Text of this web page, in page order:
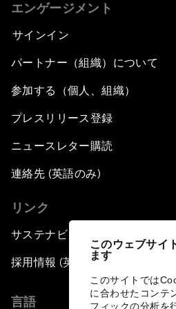
このウェブサイ
ます
このサイトでは
に合わせたコンテ
フィックの分析を
エンゲージメント
サインイン
パートナー（組織）について
参加する（個人、組織）
プレスリリース登録
ニュースレター購読
連絡先 (英語のみ)
リンク
サステナビリティへの取り組み
採用情報 (英語のみ)
言語